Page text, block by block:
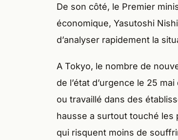
De son côté, le Premier
économique, Yasutoshi
d’analyser rapidement la
A Tokyo, le nombre de
de l’état d’urgence le 25
ou travaillé dans des
hausse a surtout touché les
qui risquent moins de